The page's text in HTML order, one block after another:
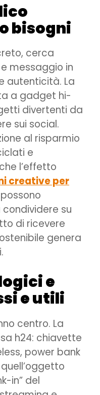
bisogni
cerca
messaggio in
autenticità. La
a gadget hi-
divertenti da
sui social.
al risparmio
e
l’effetto
creative per
possono
su
di ricevere
genera
e
e utili
centro. La
h24: chiavette
power bank
in” del